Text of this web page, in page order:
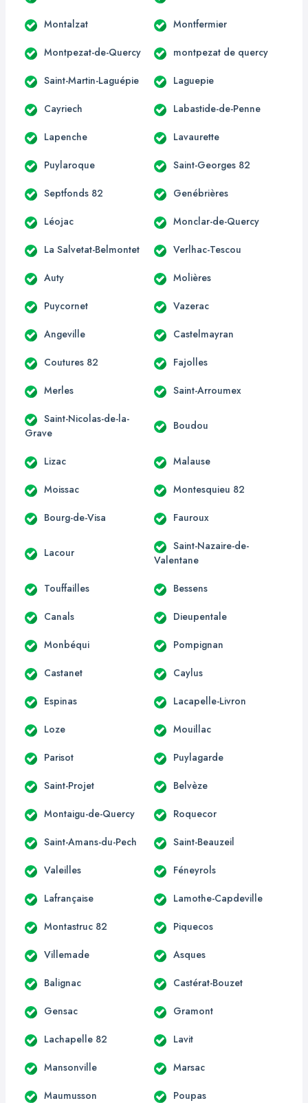
Montalzat Montfermier
Montpezat-de-Quercy montpezat de quercy
Saint-Martin-Laguépie Laguepie
Cayriech Labastide-de-Penne
Lapenche Lavaurette
Puylaroque Saint-Georges 82
Septfonds 82 Genébrières
Léojac Monclar-de-Quercy
La Salvetat-Belmontet Verlhac-Tescou
Auty Molières
Puycornet Vazerac
Angeville Castelmayran
Coutures 82 Fajolles
Merles Saint-Arroumex
Saint-Nicolas-de-la-
Grave
Boudou
Lizac Malause
Moissac Montesquieu 82
Bourg-de-Visa Fauroux
Lacour
Saint-Nazaire-de-
Valentane
Touffailles Bessens
Canals Dieupentale
Monbéqui Pompignan
Castanet Caylus
Espinas Lacapelle-Livron
Loze Mouillac
Parisot Puylagarde
Saint-Projet Belvèze
Montaigu-de-Quercy Roquecor
Saint-Amans-du-Pech Saint-Beauzeil
Valeilles Féneyrols
Lafrançaise Lamothe-Capdeville
Montastruc 82 Piquecos
Villemade Asques
Balignac Castérat-Bouzet
Gensac Gramont
Lachapelle 82 Lavit
Mansonville Marsac
Maumusson Poupas